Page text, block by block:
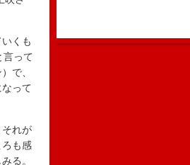
くも
言って
で、
って
れが
も感
る。